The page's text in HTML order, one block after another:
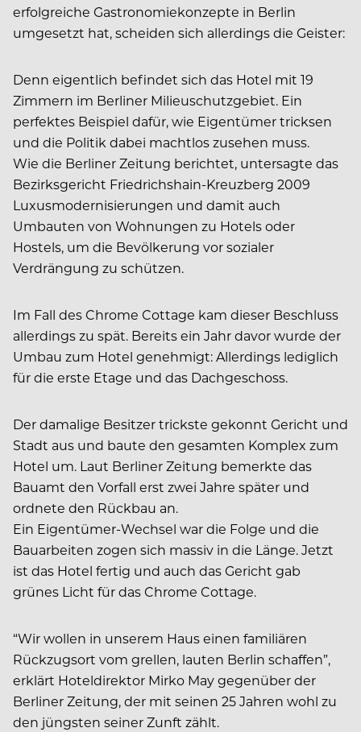
erfolgreiche Gastronomiekonzepte in Berlin
umgesetzt hat, scheiden sich allerdings die Geister:
Denn eigentlich befindet sich das Hotel mit 19
Zimmern im Berliner Milieuschutzgebiet. Ein
perfektes Beispiel dafür, wie Eigentümer tricksen
und die Politik dabei machtlos zusehen muss.
Wie die Berliner Zeitung berichtet, untersagte das
Bezirksgericht Friedrichshain-Kreuzberg 2009
Luxusmodernisierungen und damit auch
Umbauten von Wohnungen zu Hotels oder
Hostels, um die Bevölkerung vor sozialer
Verdrängung zu schützen.
Im Fall des Chrome Cottage kam dieser Beschluss
allerdings zu spät. Bereits ein Jahr davor wurde der
Umbau zum Hotel genehmigt: Allerdings lediglich
für die erste Etage und das Dachgeschoss.
Der damalige Besitzer trickste gekonnt Gericht und
Stadt aus und baute den gesamten Komplex zum
Hotel um. Laut Berliner Zeitung bemerkte das
Bauamt den Vorfall erst zwei Jahre später und
ordnete den Rückbau an.
Ein Eigentümer-Wechsel war die Folge und die
Bauarbeiten zogen sich massiv in die Länge. Jetzt
ist das Hotel fertig und auch das Gericht gab
grünes Licht für das Chrome Cottage.
“Wir wollen in unserem Haus einen familiären
Rückzugsort vom grellen, lauten Berlin schaffen”,
erklärt Hoteldirektor Mirko May gegenüber der
Berliner Zeitung, der mit seinen 25 Jahren wohl zu
den jüngsten seiner Zunft zählt.